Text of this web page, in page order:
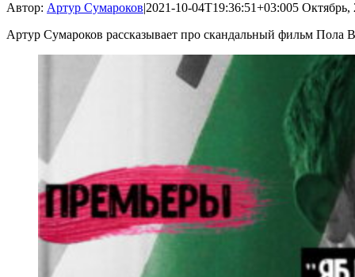
Автор: Артур Сумароков|2021-10-04T19:36:51+03:005 Октябрь,
Артур Сумароков рассказывает про скандальный фильм Пола